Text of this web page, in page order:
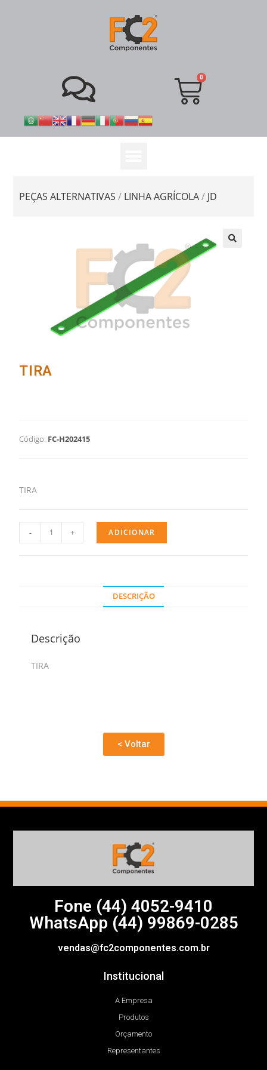
PEÇAS ALTERNATIVAS / LINHA AGRÍCOLA/ JD
TIRA
Código: FC-H202415
TIRA
- + ADICIONAR
DESCRIÇÃO
Descrição
TIRA
< Voltar
Fone (44) 4052-9410
WhatsApp (44) 99869-0285
vendas@fc2componentes.com.br
Institucional
A Empresa
Produtos
Orçamento
Representantes